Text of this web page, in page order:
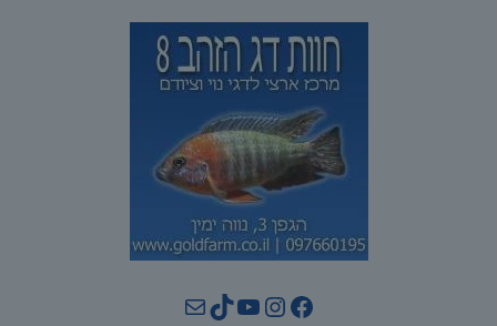
Facebook
Instagram
YouTube
TikTok
Mail